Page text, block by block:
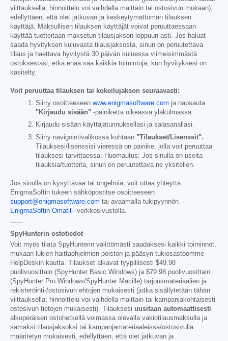
viittauksella; hinnoittelu voi vaihdella maittain tai ostosivun mukaan),
edellyttäen, että olet jatkuvan ja keskeytymättömän tilauksen
käyttäjä. Maksullisen tilauksen käyttäjät voivat peruuttaessaan
käyttää tuotteitaan maksetun tilausjakson loppuun asti. Jos haluat
saada hyvityksen kuluvasta tilausjaksosta, sinun on peruutettava
tilaus ja haettava hyvitystä 30 päivän kuluessa viimeisimmästä
ostoksestasi, etkä enää saa kaikkia toimintoja, kun hyvityksesi on
käsitelty.
Voit peruuttaa tilauksen tai kokeilujakson seuraavasti:
Siirry osoitteeseen www.enigmasoftware.com ja napsauta
"Kirjaudu sisään" -painiketta oikeassa yläkulmassa.
Kirjaudu sisään käyttäjätunnuksellasi ja salasanallasi.
Siirry navigointivalikossa kohtaan "Tilaukset/Lisenssit".
Tilauksesi/lisenssisi vieressä on painike, jolla voit peruuttaa
tilauksesi tarvittaessa. Huomautus: Jos sinulla on useita
tilauksia/tuotteita, sinun on peruutettava ne yksitellen.
Jos sinulla on kysyttävää tai ongelmia, voit ottaa yhteyttä
EnigmaSoftin tukeen sähköpostitse osoitteeseen
support@enigmasoftware.com tai avaamalla tukipyynnön
EnigmaSoftin Omatili- verkkosivustolla.
------
SpyHunterin ostotiedot
Voit myös tilata SpyHunterin välittömästi saadaksesi kaikki toiminnot,
mukaan lukien haittaohjelmien poiston ja pääsyn tukiosastoomme
HelpDeskin kautta. Tilaukset alkavat tyypillisesti $49.98
puolivuosittain (SpyHunter Basic Windows) ja $79.98 puolivuosittain
(SpyHunter Pro Windows/SpyHunter Macille) tarjousmateriaalien ja
rekisteröinti-/ostosivun ehtojen mukaisesti (jotka sisällytetään tähän
viittauksella; hinnoittelu voi vaihdella maittain tai kampanjakohtaisesti
ostosivun tietojen mukaisesti). Tilauksesi uusitaan automaattisesti
alkuperäisen ostohetkellä voimassa olevalla vakiotilausmaksulla ja
samaksi tilausjaksoksi tai kampanjamateriaaleissa/ostosivulla
määritetyn mukaisesti, edellyttäen, että olet jatkuvan ja